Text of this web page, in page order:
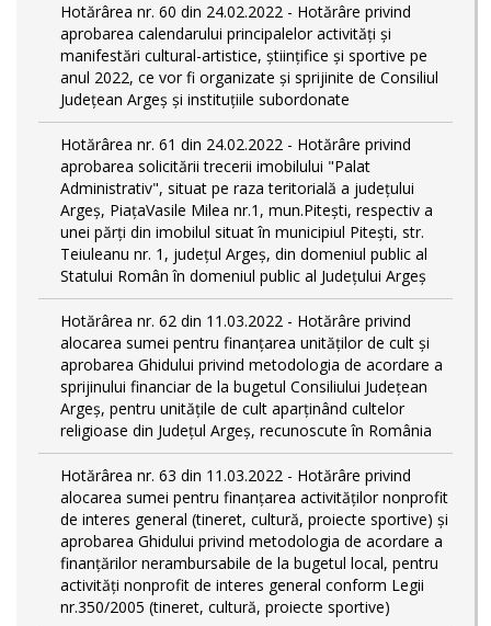
Hotărârea nr. 60 din 24.02.2022 - Hotărâre privind
aprobarea calendarului principalelor activități și
manifestări cultural-artistice, științifice și sportive pe
anul 2022, ce vor fi organizate și sprijinite de Consiliul
Județean Argeș și instituțiile subordonate
Hotărârea nr. 61 din 24.02.2022 - Hotărâre privind
aprobarea solicitării trecerii imobilului "Palat
Administrativ", situat pe raza teritorială a județului
Argeș, PiațaVasile Milea nr.1, mun.Pitești, respectiv a
unei părți din imobilul situat în municipiul Piteşti, str.
Teiuleanu nr. 1, judeţul Argeş, din domeniul public al
Statului Român în domeniul public al Județului Argeș
Hotărârea nr. 62 din 11.03.2022 - Hotărâre privind
alocarea sumei pentru finanțarea unităților de cult și
aprobarea Ghidului privind metodologia de acordare a
sprijinului financiar de la bugetul Consiliului Judeţean
Argeş, pentru unităţile de cult aparţinând cultelor
religioase din Judeţul Argeş, recunoscute în România
Hotărârea nr. 63 din 11.03.2022 - Hotărâre privind
alocarea sumei pentru finanțarea activităților nonprofit
de interes general (tineret, cultură, proiecte sportive) și
aprobarea Ghidului privind metodologia de acordare a
finanţărilor nerambursabile de la bugetul local, pentru
activităţi nonprofit de interes general conform Legii
nr.350/2005 (tineret, cultură, proiecte sportive)